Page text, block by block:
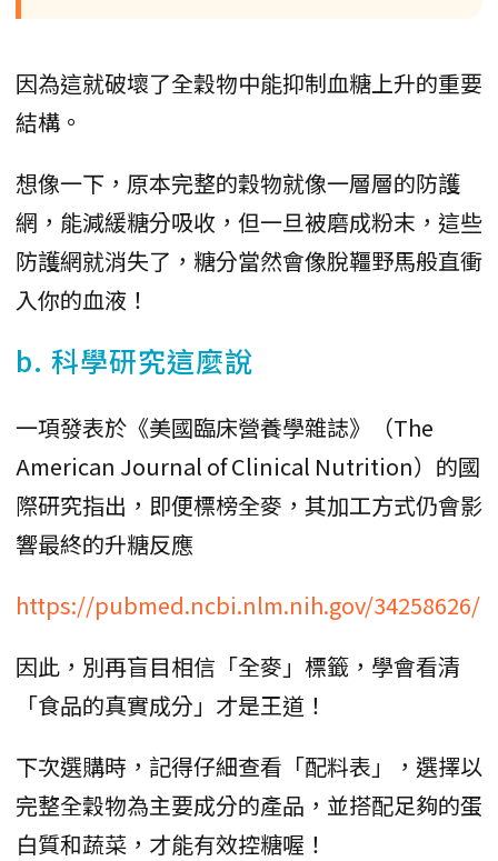
因為這就破壞了全穀物中能抑制血糖上升的重要
結構。
想像一下，原本完整的穀物就像一層層的防護
網，能減緩糖分吸收，但一旦被磨成粉末，這些
防護網就消失了，糖分當然會像脫韁野馬般直衝
入你的血液！
b. 科學研究這麼說
一項發表於《美國臨床營養學雜誌》（The
American Journal of Clinical Nutrition）的國
際研究指出，即便標榜全麥，其加工方式仍會影
響最終的升糖反應
https://pubmed.ncbi.nlm.nih.gov/34258626/
因此，別再盲目相信「全麥」標籤，學會看清
「食品的真實成分」才是王道！
下次選購時，記得仔細查看「配料表」，選擇以
完整全穀物為主要成分的產品，並搭配足夠的蛋
白質和蔬菜，才能有效控糖喔！